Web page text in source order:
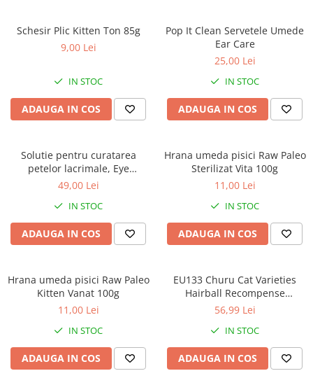
Produse Igiena si Ingrijire
Suplimente
Schesir Plic Kitten Ton 85g
9,00 Lei
IN STOC
ADAUGA IN COS
Pop It Clean Servetele Umede
Ear Care
25,00 Lei
IN STOC
ADAUGA IN COS
Solutie pentru curatarea
petelor lacrimale, Eye
Cleanser, VetExpert, 100 ml
49,00 Lei
IN STOC
ADAUGA IN COS
Hrana umeda pisici Raw Paleo
Sterilizat Vita 100g
11,00 Lei
IN STOC
ADAUGA IN COS
Hrana umeda pisici Raw Paleo
Kitten Vanat 100g
11,00 Lei
IN STOC
ADAUGA IN COS
EU133 Churu Cat Varieties
Hairball Recompense
Cremoase cu Pui si Ton 20
56,99 Lei
IN STOC
ADAUGA IN COS